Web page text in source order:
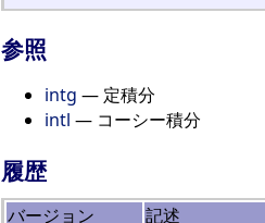
参照
intg — 定積分
intl — コーシー積分
履歴
バージョン 記述